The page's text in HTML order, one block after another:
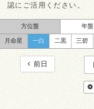
認にご活用ください。
方位盤 年盤
月命星 一白 二黒 三碧
前日